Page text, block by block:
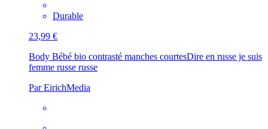
Durable
23,99 €
Body Bébé bio contrasté manches courtesDire en russe je suis
femme russe russe
Par EirichMedia